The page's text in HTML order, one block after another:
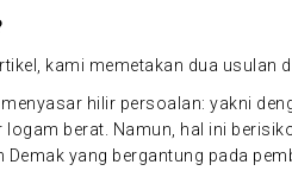
kami memetakan dua usulan
hilir persoalan: yakni
logam berat. Namun, hal ini
Demak yang bergantung pada